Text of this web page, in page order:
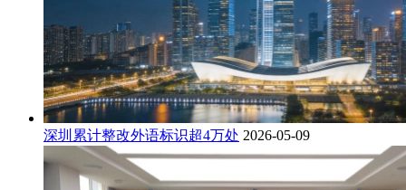
深圳累计整改外语标识超4万处 2026-05-09